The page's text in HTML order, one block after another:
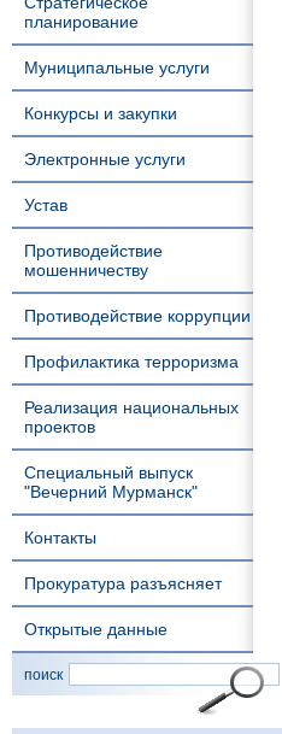
планирование
Муниципальные услуги
Конкурсы и закупки
Электронные услуги
Устав
Противодействие
мошенничеству
Противодействие коррупции
Профилактика терроризма
Реализация национальных
проектов
Специальный выпуск
"Вечерний Мурманск"
Контакты
Прокуратура разъясняет
Открытые данные
поиск